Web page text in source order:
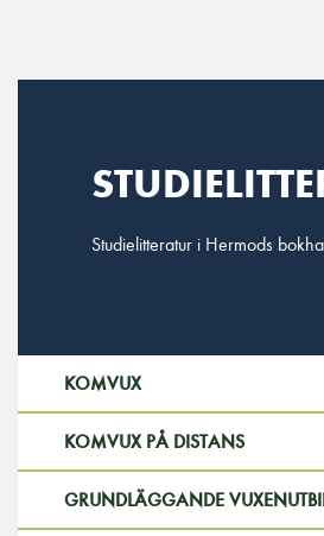
Studielitteratur i Hermods
KOMVUX
KOMVUX PÅ DISTANS
GRUNDLÄGGANDE